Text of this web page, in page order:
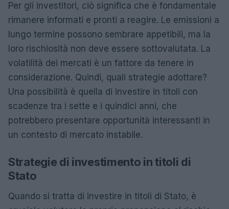
Per gli investitori, ciò significa che è fondamentale
rimanere informati e pronti a reagire. Le emissioni a
lungo termine possono sembrare appetibili, ma la
loro rischiosità non deve essere sottovalutata. La
volatilità dei mercati è un fattore da tenere in
considerazione. Quindi, quali strategie adottare?
Una possibilità è quella di investire in titoli con
scadenze tra i sette e i quindici anni, che
potrebbero presentare opportunità interessanti in
un contesto di mercato instabile.
Strategie di investimento in titoli di
Stato
Quando si tratta di investire in titoli di Stato, è